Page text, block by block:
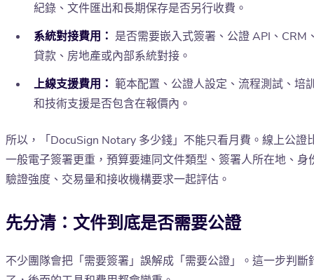
紀錄、文件匯出和長期保存是否另行收費。
系統對接費用： 是否需要嵌入式簽署、公證 API、CRM
貸款、房地產或內部系統對接。
上線支援費用： 範本配置、公證人設定、流程測試、培
和技術支援是否包含在報價內。
所以，「DocuSign Notary 多少錢」不能只看月費。線上公證
一般電子簽署更重，預算要連同文件類型、簽署人所在地、身
驗證強度、交易量和接收機構要求一起評估。
先分清：文件到底是否需要公證
不少團隊會把「需要簽署」誤解成「需要公證」。這一步判斷